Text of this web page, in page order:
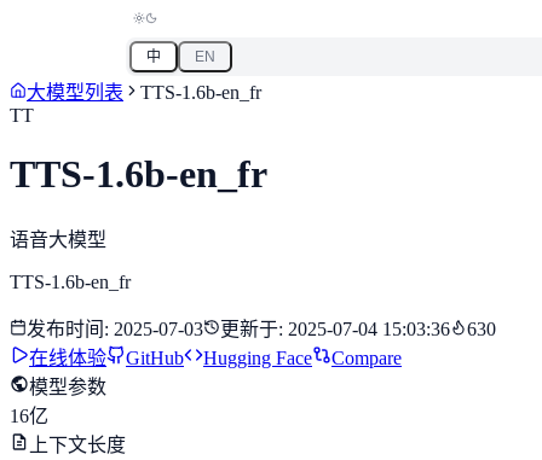
中 EN
大模型列表
TTS-1.6b-en_fr
TT
TTS-1.6b-en_fr
语音大模型
TTS-1.6b-en_fr
发布时间 : 2025-07-03 更新于: 2025-07-04 15:03:36
630
在线体验
GitHub Hugging Face
Compare
模型参数
16亿
上下文长度